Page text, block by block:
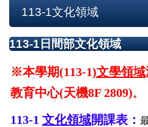
113-1文化領域
113-1日間部文化領域
※本學期(113-1)文學領域
教育中心(天機8F 2809)。
113-1 文化領域開課表：